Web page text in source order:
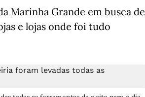
Marinha Grande em busca de
e lojas onde foi tudo